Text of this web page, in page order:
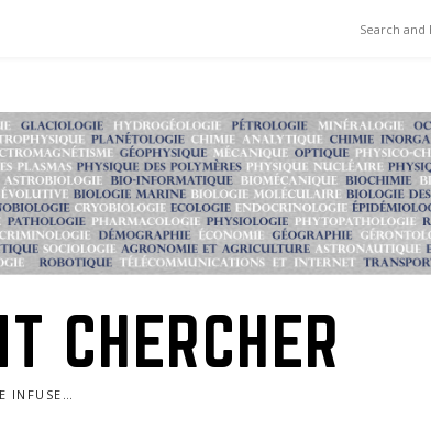
CHERCHER
INFUSE…